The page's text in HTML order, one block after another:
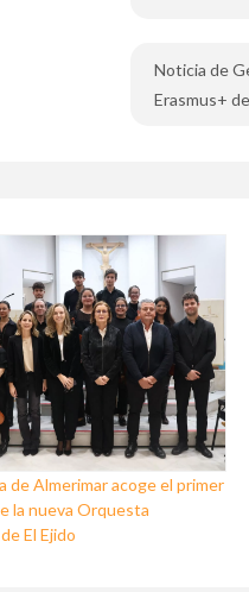
Noticia de
Erasmus+
de Almerimar acoge el primer
la nueva Orquesta
El Ejido